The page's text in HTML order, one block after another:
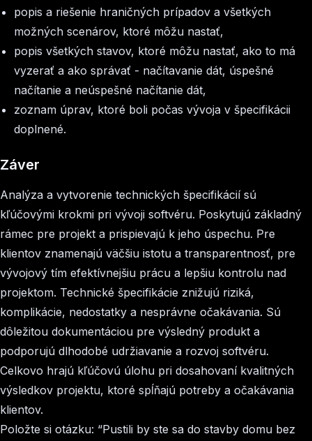
popis a riešenie hraničných prípadov a všetkých
možných scenárov, ktoré môžu nastať,
popis všetkých stavov, ktoré môžu nastať, ako to má
vyzerať a ako správať - načítavanie dát, úspešné
načítanie a neúspešné načítanie dát,
zoznam úprav, ktoré boli počas vývoja v špecifikácii
doplnené.
Záver
Analýza a vytvorenie technických špecifikácií sú
kľúčovými krokmi pri vývoji softvéru. Poskytujú základný
rámec pre projekt a prispievajú k jeho úspechu. Pre
klientov znamenajú väčšiu istotu a transparentnosť, pre
vývojový tím efektívnejšiu prácu a lepšiu kontrolu nad
projektom. Technické špecifikácie znižujú riziká,
komplikácie, nedostatky a nesprávne očakávania. Sú
dôležitou dokumentáciou pre výsledný produkt a
podporujú dlhodobé udržiavanie a rozvoj softvéru.
Celkovo hrajú kľúčovú úlohu pri dosahovaní kvalitných
výsledkov projektu, ktoré spĺňajú potreby a očakávania
klientov.
Položte si otázku: “Pustili by ste sa do stavby domu bez